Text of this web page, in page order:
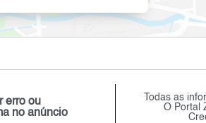
erro ou
no anúncio
Todas as
O Portal